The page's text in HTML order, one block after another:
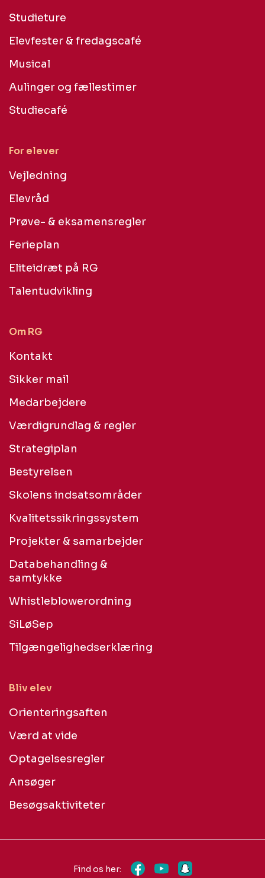
Studieture
Elevfester & fredagscafé
Musical
Aulinger og fællestimer
Studiecafé
For elever
Vejledning
Elevråd
Prøve- & eksamensregler
Ferieplan
Eliteidræt på RG
Talentudvikling
Om RG
Kontakt
Sikker mail
Medarbejdere
Værdigrundlag & regler
Strategiplan
Bestyrelsen
Skolens indsatsområder
Kvalitetssikringssystem
Projekter & samarbejder
Databehandling &
samtykke
Whistleblowerordning
SiLøSep
Tilgængelighedserklæring
Bliv elev
Orienteringsaften
Værd at vide
Optagelsesregler
Ansøger
Besøgsaktiviteter
Find os her: